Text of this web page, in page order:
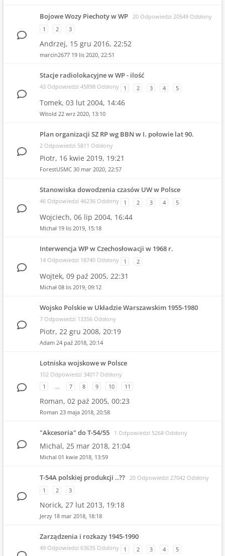
Bojowe Wozy Piechoty w WP 20 Odpowiedzi 20549 Odsłony
1
2 3
Andrzej, 15 gru 2016, 22:52
marcin2677 19 lis 2020, 22:51
Stacje radiolokacyjne w WP - ilość
43 Odpowiedzi 45898 Odsłony 1 2 3 4 5
Tomek, 03 lut 2004, 14:46
Witold 22 wrz 2020, 13:10
Plan organizacji SZ RP wg BBN w I. połowie lat 90.
2 Odpowiedzi 5811 Odsłony
Piotr, 16 kwie 2019, 19:21
ForestUSMC 30 mar 2020, 22:57
Stanowiska dowodzenia czasów UW w Polsce
46 Odpowiedzi 46236 Odsłony 1 2 3 4 5
Wojciech, 06 lip 2004, 16:44
Michał 19 lis 2019, 15:18
Interwencja WP w Czechosłowacji w 1968 r.
14 Odpowiedzi 18740 Odsłony 1 2
Wojtek, 09 paź 2005, 22:31
Michał 08 lis 2019, 09:12
Wojsko Polskie w Układzie Warszawskim 1955-1980
7 Odpowiedzi 13356 Odsłony
Piotr, 22 gru 2008, 20:19
Adam 24 paź 2018, 20:14
Lotniska wojskowe w Polsce
102 Odpowiedzi 34017 Odsłony
1
… 7 8 9 10 11
Roman, 02 paź 2005, 00:23
Roman 23 maja 2018, 20:58
"Akcesoria" do T-54/55 1 Odpowiedzi 5268 Odsłony
Michal, 25 mar 2018, 21:04
Michal 01 kwie 2018, 13:59
T-54A polskiej produkcji ..?? 20 Odpowiedzi 27042 Odsłony
1
2 3
Norick, 27 lut 2013, 19:18
Jerzy 18 mar 2018, 18:18
Zarządzenia i rozkazy 1945-1990
49 Odpowiedzi 63635 Odsłony 1 2 3 4 5